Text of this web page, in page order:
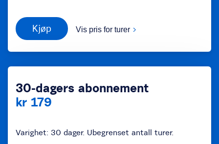
Kjøp Vis pris for turer
30-dagers abonnement
kr 179
Varighet: 30 dager. Ubegrenset antall turer.